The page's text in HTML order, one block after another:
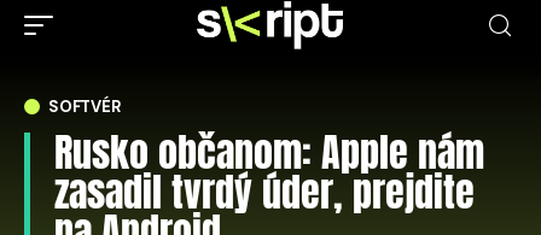
SOFTVÉR
Rusko občanom: Apple nám
zasadil tvrdý úder, prejdite